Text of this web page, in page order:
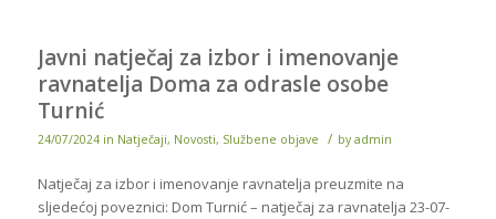
Javni natječaj za izbor i imenovanje
ravnatelja Doma za odrasle osobe
Turnić
24/07/2024 in Natječaji, Novosti, Službene objave / by admin
Natječaj za izbor i imenovanje ravnatelja preuzmite na
sljedećoj poveznici: Dom Turnić – natječaj za ravnatelja 23-07-